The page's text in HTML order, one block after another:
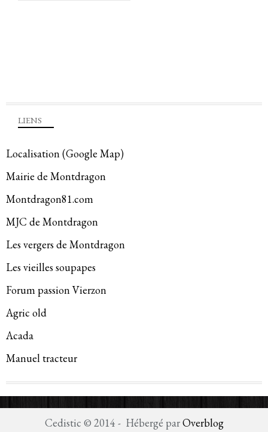
LIENS
Localisation (Google Map)
Mairie de Montdragon
Montdragon81.com
MJC de Montdragon
Les vergers de Montdragon
Les vieilles soupapes
Forum passion Vierzon
Agric old
Acada
Manuel tracteur
Cedistic © 2014 - Hébergé parOverblog